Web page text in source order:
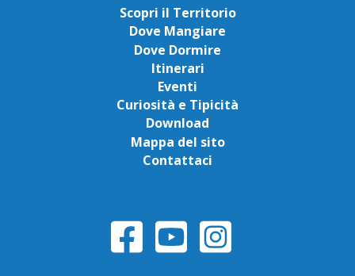
Scopri il Territorio
Dove Mangiare
Dove Dormire
Itinerari
Eventi
Curiosità e Tipicità
Download
Mappa del sito
Contattaci